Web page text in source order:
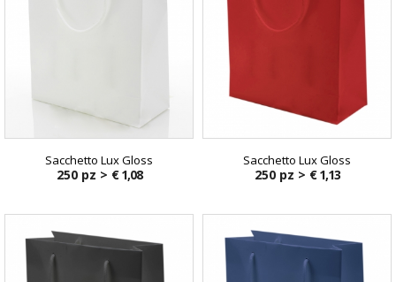
Sacchetto Lux Gloss
250 pz > € 1,08
Sacchetto Lux Gloss
250 pz > € 1,13